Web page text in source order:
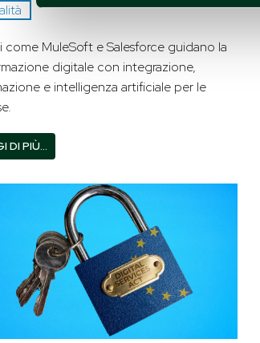
come MuleSoft e Salesforce guidano la
digitale con integrazione,
e intelligenza artificiale per le
DI PIÙ…